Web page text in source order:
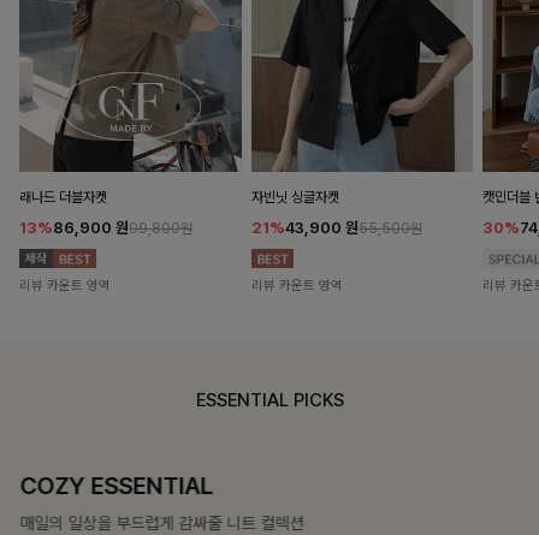
래나드 더블자켓
13%86,900 원99,800원
리뷰 카운트 영역
자빈닛 싱글자켓
21%43,900 원55,500원
리뷰 카운트 영역
캣민더블
30%
리뷰 카운
ESSENTIAL PICKS
COZY ESSENTIAL
매일의 일상을 부드럽게 감싸줄 니트 컬렉션